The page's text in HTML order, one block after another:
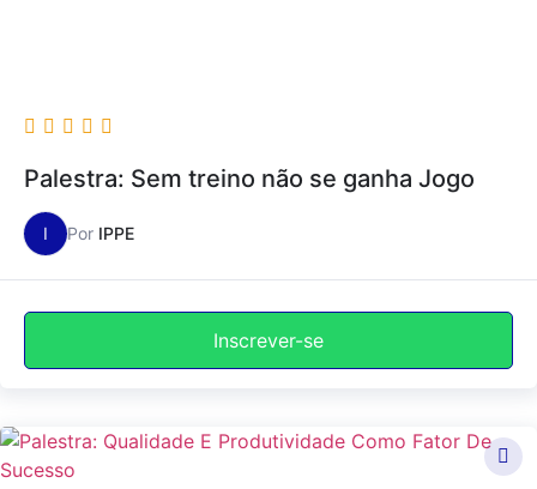
Palestra: Sem treino não se ganha Jogo
I Por IPPE
Inscrever-se